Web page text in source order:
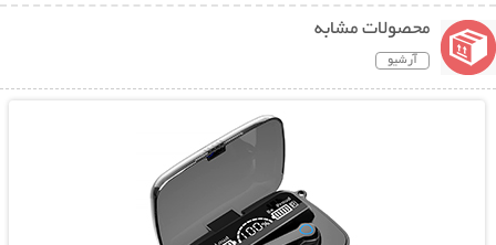
محصولات مشابه
آرشیو